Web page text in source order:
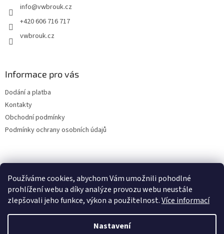
Používáme cookies, abychom Vám umožnili pohodlné
prohlížení webu a díky analýze provozu webu neustále
zlepšovali jeho funkce, výkon a použitelnost.Více informací
Nastavení
info@vwbrouk.cz
+420 606 716 717
vwbrouk.cz
Informace pro vás
Dodání a platba
Kontakty
Obchodní podmínky
Podmínky ochrany osobních údajů
Vytvořil Shoptet